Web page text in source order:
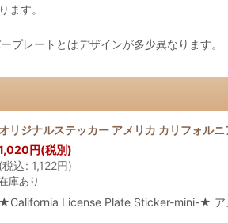
す。
プレートとはデザインが多少異なります。
オリジナルステッカー アメリカ カリフォル
円(税別)
(税込: 1,122円)
庫あり
★California License Plate Sticker-mini-★ ア